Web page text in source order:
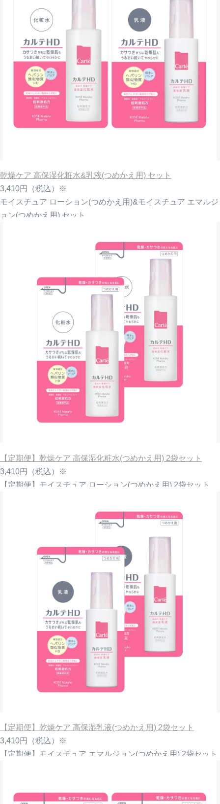
乾燥ケア 高保湿化粧水&乳液(つめかえ用) セット
3,410円
（税込）※
モイスチュア ローション(つめかえ用)&モイスチュア エマルジ
ョン(つめかえ用) セット
【定期便】乾燥ケア 高保湿化粧水(つめかえ用) 2袋セット
3,410円
（税込）※
【定期便】モイスチュア ローション(つめかえ用) 2袋セット
【定期便】乾燥ケア 高保湿乳液(つめかえ用) 2袋セット
3,410円
（税込）※
【定期便】モイスチュア エマルジョン(つめかえ用) 2袋セット